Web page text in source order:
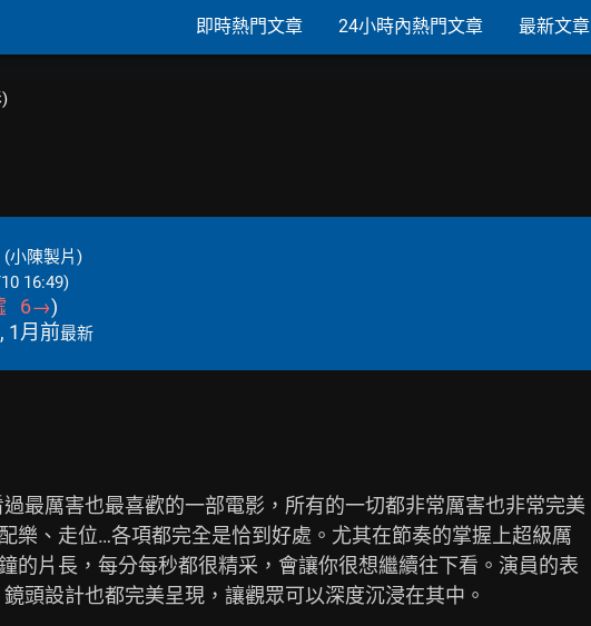
即時熱門文章 24小時內熱門文章 最新文章
(小陳製片)
16:49)
6→)
, 1月前最新
最厲害也最喜歡的一部電影，所有的一切都非常厲害也非常完美
樂、走位…各項都完全是恰到好處。尤其在節奏的掌握上超級厲
的片長，每分每秒都很精采，會讓你很想繼續往下看。演員的表
頭設計也都完美呈現，讓觀眾可以深度沉浸在其中。